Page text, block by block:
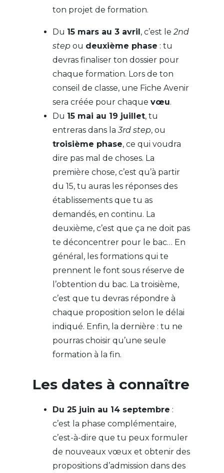
ton projet de formation.
Du 15 mars au 3 avril, c’est le 2nd
stepou deuxième phase : tu
devras finaliser ton dossier pour
chaque formation. Lors de ton
conseil de classe, une Fiche Avenir
sera créée pour chaque vœu.
Du 15 mai au 19 juillet, tu
entreras dans la3rd step, ou
troisième phase, ce qui voudra
dire pas mal de choses. La
première chose, c’est qu’à partir
du 15, tu auras les réponses des
établissements que tu as
demandés, en continu. La
deuxième, c’est que ça ne doit pas
te déconcentrer pour le bac… En
général, les formations qui te
prennent le font sous réserve de
l’obtention du bac. La troisième,
c’est que tu devras répondre à
chaque proposition selon le délai
indiqué. Enfin, la dernière : tu ne
pourras choisir qu’une seule
formation à la fin.
Les dates à connaître
Du 25 juin au 14 septembre :
c’est la phase complémentaire,
c’est-à-dire que tu peux formuler
de nouveaux vœux et obtenir des
propositions d’admission dans des